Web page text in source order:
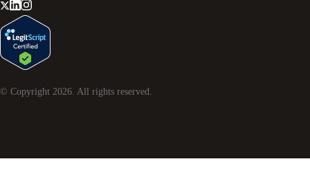
© Copyright 2026 . All rights reserved.